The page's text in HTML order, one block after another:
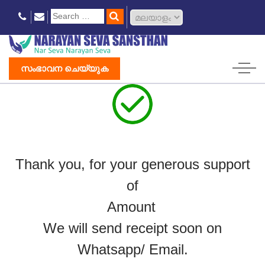
സംഭാവന ചെയ്യുക
Thank you, for your generous support
of
Amount
We will send receipt soon on
Whatsapp/ Email.